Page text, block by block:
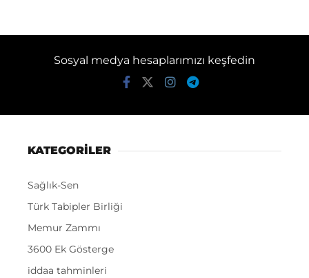
Sosyal medya hesaplarımızı keşfedin
KATEGORİLER
Sağlık-Sen
Türk Tabipler Birliği
Memur Zammı
3600 Ek Gösterge
iddaa tahminleri